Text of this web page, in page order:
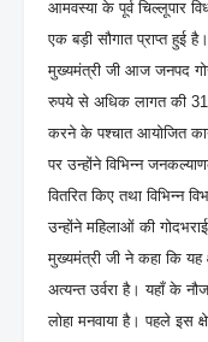
आमवस्या के पूर्व चिल्लूपार
एक बड़ी सौगात प्राप्त हुई है।
मुख्यमंत्री जी आज जनपद
रुपये से अधिक लागत की 319
करने के पश्चात आयोजित
पर उन्होंने विभिन्न
वितरित किए तथा विभिन्न
उन्होंने महिलाओं की
मुख्यमंत्री जी ने कहा कि
अत्यन्त उर्वरा है। यहाँ के
लोहा मनवाया है। पहले इस